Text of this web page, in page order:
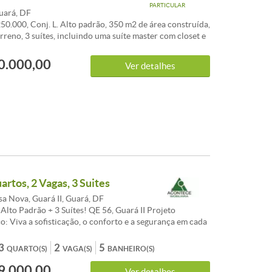
PARTICULAR
DF
Conj. L. Alto padrão, 350 m2 de área construída,
3 suítes, incluindo uma suíte master com closet e
Ver detalhes
2 Vagas, 3 Suites
Nova, Guará II, Guará, DF
Padrão + 3 Suítes! QE 56, Guará II Projeto
Viva a sofisticação, o conforto e a segurança em cada
o living amplo integra-se ao jardim interno e ao
criando um ambiente luminoso, elegante e acolhedor. A
escritório (com possibilidade de conversão em
QUARTO(S) VAGA(S)
2 BANHEIRO(S)
5